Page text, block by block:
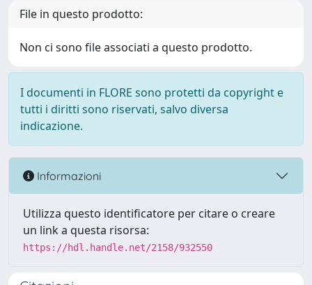
File in questo prodotto:
Non ci sono file associati a questo prodotto.
I documenti in FLORE sono protetti da copyright e
tutti i diritti sono riservati, salvo diversa
indicazione.
Informazioni
Utilizza questo identificatore per citare o creare
un link a questa risorsa:
https://hdl.handle.net/2158/932550